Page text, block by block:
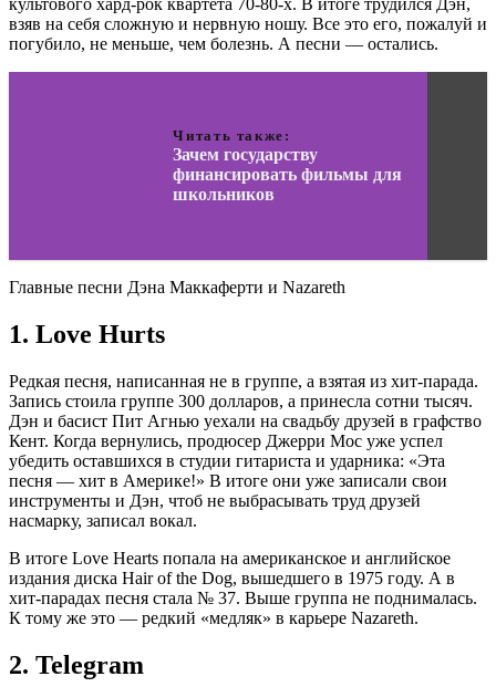
культового хард-рок квартета 70-80-х. В итоге трудился Дэн,
взяв на себя сложную и нервную ношу. Все это его, пожалуй и
погубило, не меньше, чем болезнь. А песни — остались.
Читать также:
Зачем государству
финансировать фильмы для
школьников
Главные песни Дэна Маккаферти и Nazareth
1. Love Hurts
Редкая песня, написанная не в группе, а взятая из хит-парада.
Запись стоила группе 300 долларов, а принесла сотни тысяч.
Дэн и басист Пит Агнью уехали на свадьбу друзей в графство
Кент. Когда вернулись, продюсер Джерри Мос уже успел
убедить оставшихся в студии гитариста и ударника: «Эта
песня — хит в Америке!» В итоге они уже записали свои
инструменты и Дэн, чтоб не выбрасывать труд друзей
насмарку, записал вокал.
В итоге Love Hearts попала на американское и английское
издания диска Hair of the Dog, вышедшего в 1975 году. А в
хит-парадах песня стала № 37. Выше группа не поднималась.
К тому же это — редкий «медляк» в карьере Nazareth.
2. Telegram